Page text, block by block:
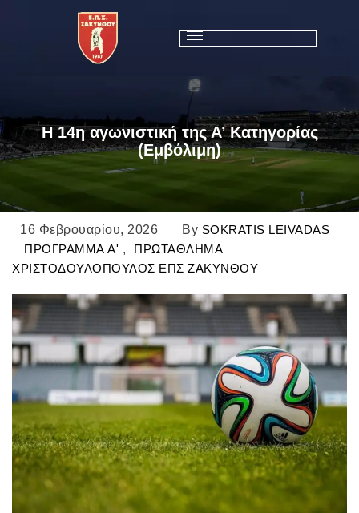
Η 14η αγωνιστική της Α’ Κατηγορίας
(Εμβόλιμη)
16 Φεβρουαρίου, 2026 By SOKRATIS LEIVADAS
ΠΡΟΓΡΑΜΜΑ A' ,
ΠΡΩΤΑΘΛΗΜΑ
ΧΡΙΣΤΟΔΟΥΛΟΠΟΥΛΟΣ ΕΠΣ ΖΑΚΥΝΘΟΥ